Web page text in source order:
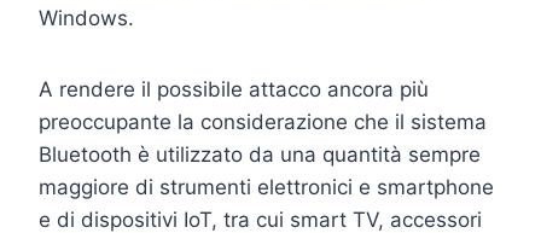
Windows.
A rendere il possibile attacco ancora più
preoccupante la considerazione che il sistema
Bluetooth è utilizzato da una quantità sempre
maggiore di strumenti elettronici e smartphone
e di dispositivi IoT, tra cui smart TV, accessori